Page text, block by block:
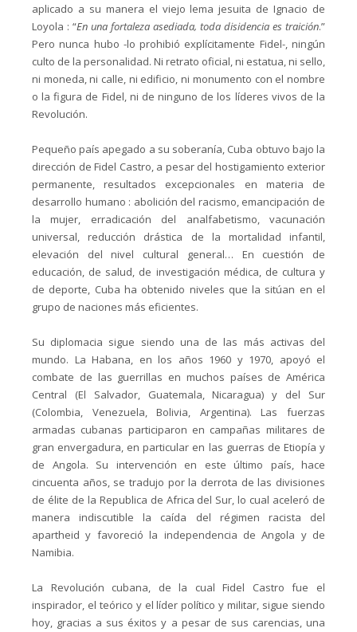
aplicado a su manera el viejo lema jesuita de Ignacio de
Loyola : “En una fortaleza asediada, toda disidencia es traición.”
Pero nunca hubo -lo prohibió explícitamente Fidel-, ningún
culto de la personalidad. Ni retrato oficial, ni estatua, ni sello,
ni moneda, ni calle, ni edificio, ni monumento con el nombre
o la figura de Fidel, ni de ninguno de los líderes vivos de la
Revolución.
Pequeño país apegado a su soberanía, Cuba obtuvo bajo la
dirección de Fidel Castro, a pesar del hostigamiento exterior
permanente, resultados excepcionales en materia de
desarrollo humano : abolición del racismo, emancipación de
la mujer, erradicación del analfabetismo, vacunación
universal, reducción drástica de la mortalidad infantil,
elevación del nivel cultural general… En cuestión de
educación, de salud, de investigación médica, de cultura y
de deporte, Cuba ha obtenido niveles que la sitúan en el
grupo de naciones más eficientes.
Su diplomacia sigue siendo una de las más activas del
mundo. La Habana, en los años 1960 y 1970, apoyó el
combate de las guerrillas en muchos países de América
Central (El Salvador, Guatemala, Nicaragua) y del Sur
(Colombia, Venezuela, Bolivia, Argentina). Las fuerzas
armadas cubanas participaron en campañas militares de
gran envergadura, en particular en las guerras de Etiopía y
de Angola. Su intervención en este último país, hace
cincuenta años, se tradujo por la derrota de las divisiones
de élite de la Republica de Africa del Sur, lo cual aceleró de
manera indiscutible la caída del régimen racista del
apartheid y favoreció la independencia de Angola y de
Namibia.
La Revolución cubana, de la cual Fidel Castro fue el
inspirador, el teórico y el líder político y militar, sigue siendo
hoy, gracias a sus éxitos y a pesar de sus carencias, una